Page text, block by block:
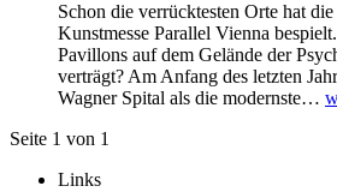
Schon die verrücktesten Orte hat die
Kunstmesse Parallel Vienna
Pavillons auf dem Gelände der
verträgt? Am Anfang des letzten
Wagner Spital als die modernste…
Seite 1 von 1
Links